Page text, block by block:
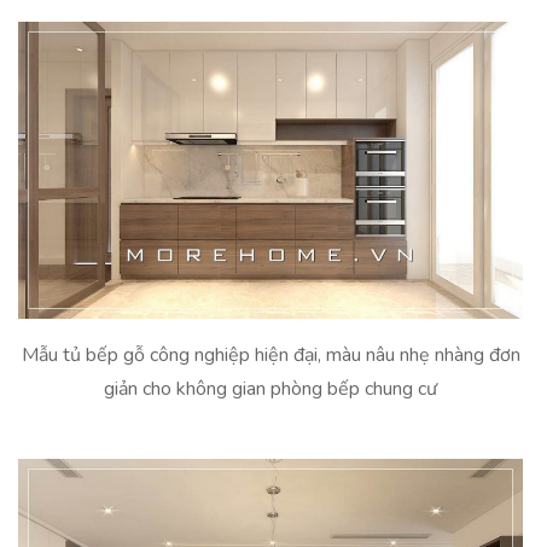
Mẫu tủ bếp gỗ công nghiệp hiện đại, màu nâu nhẹ nhàng đơn
giản cho không gian phòng bếp chung cư